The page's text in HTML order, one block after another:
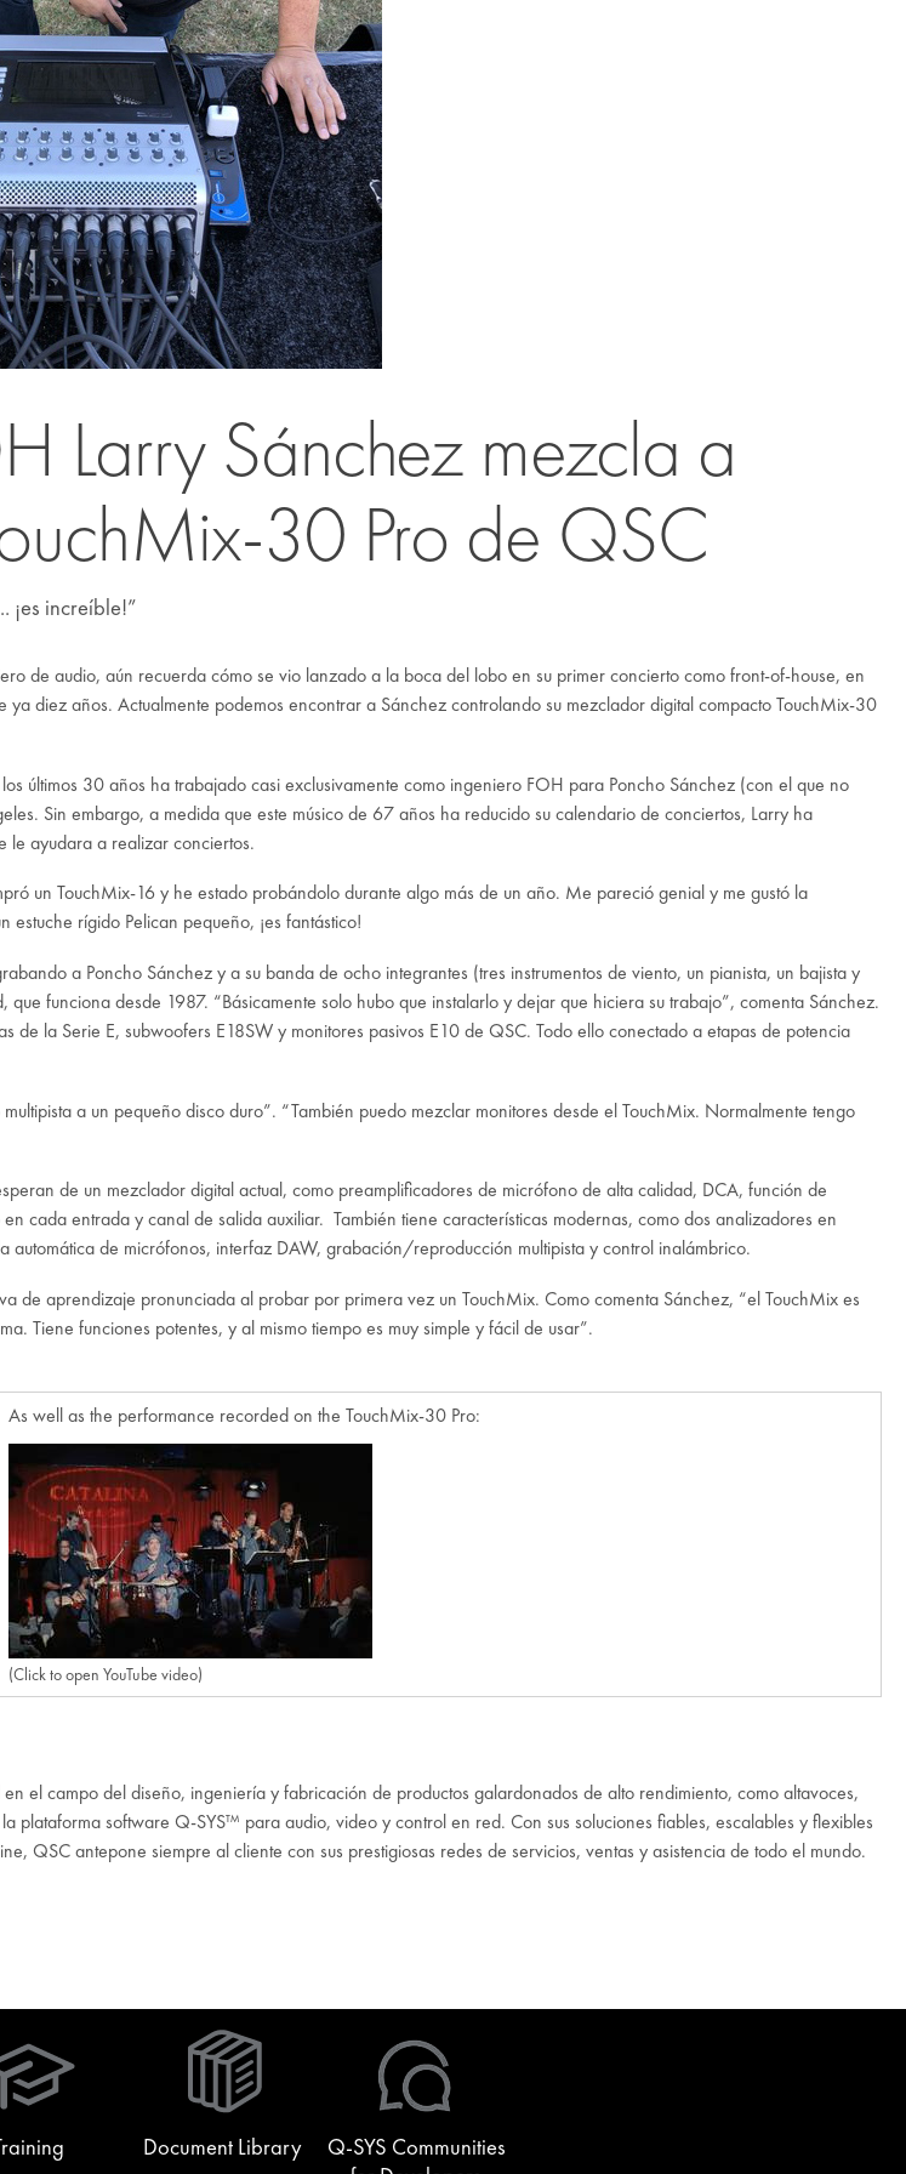
Larry Sánchez mezcla a
30 Pro de QSC
increíble!”
de audio, aún recuerda cómo se vio lanzado a la boca del lobo en su primer concierto como front-of-house, en
diez años. Actualmente podemos encontrar a Sánchez controlando su mezclador digital compactoTouchMix-30
últimos 30 años ha trabajado casi exclusivamente como ingeniero FOH para Poncho Sánchez (con el que no
Sin embargo, a medida que este músico de 67 años ha reducido su calendario de conciertos, Larry ha
le ayudara a realizar conciertos.
un TouchMix-16 y he estado probándolo durante algo más de un año. Me pareció genial y me gustó la
rígido Pelican pequeño, ¡es fantástico!
a Poncho Sánchez y a su banda de ocho integrantes (tres instrumentos de viento, un pianista, un bajista y
funciona desde 1987. “Básicamente solo hubo que instalarlo y dejar que hiciera su trabajo”, comenta Sánchez.
de la Serie E, subwoofers E18SWy monitores pasivos E10de QSC. Todo ello conectado a etapas de potencia
a un pequeño disco duro”. “También puedo mezclar monitores desde el TouchMix. Normalmente tengo
de un mezclador digital actual, como preamplificadores de micrófono de alta calidad, DCA, función de
cada entrada y canal de salida auxiliar. También tiene características modernas, como dos analizadores en
de micrófonos, interfaz DAW, grabación/reproducción multipista y control inalámbrico.
de aprendizaje pronunciada al probar por primera vez un TouchMix. Como comenta Sánchez, “el TouchMix es
Tiene funciones potentes, y al mismo tiempo es muy simple y fácil de usar”.
As well as the performance recorded on the TouchMix-30 Pro:
(Click to open YouTube video)
el campo del diseño, ingeniería y fabricación de productos galardonados de alto rendimiento, como altavoces,
software Q-SYS™ para audio, video y control en red. Con sus soluciones fiables, escalables y flexibles
QSC antepone siempre al cliente con sus prestigiosas redes de servicios, ventas y asistencia de todo el mundo.
Document Library
Q-SYS Communities